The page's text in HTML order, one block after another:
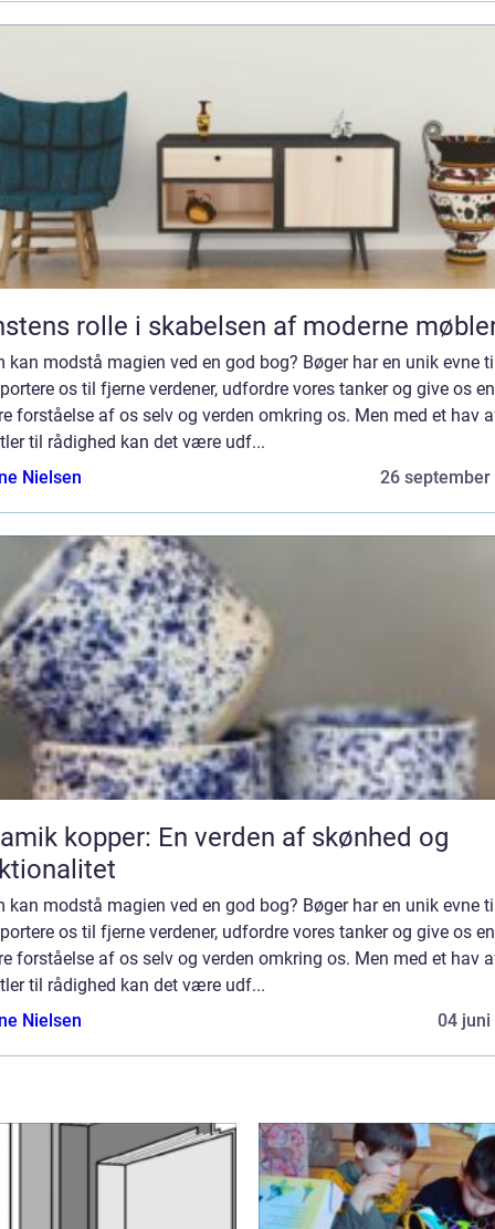
rolle i skabelsen af moderne
kan modstå magien ved en god bog? Bøger har en unik evne
os til fjerne verdener, udfordre vores tanker og give os en
forståelse af os selv og verden omkring os. Men med et hav
til rådighed kan det være udf...
Nielsen
26 september
kopper: En verden af skønhed og
kan modstå magien ved en god bog? Bøger har en unik evne
os til fjerne verdener, udfordre vores tanker og give os en
forståelse af os selv og verden omkring os. Men med et hav
til rådighed kan det være udf...
Nielsen
04 juni